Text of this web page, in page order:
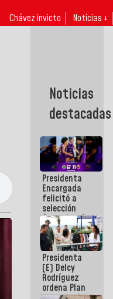
Chávez invicto Noticias ↓
Noticias
destacadas
Presidenta
Encargada
felicitó a
selección
femenina de
baloncesto
por su
clasificación
a la
AmeriCup
2027
Presidenta
(E) Delcy
Rodríguez
ordena Plan